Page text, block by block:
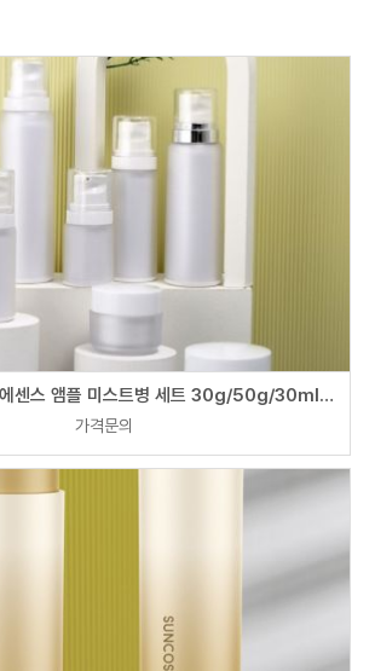
AS/PP 이중 크림 에센스 앰플 미스트병 세트 30g/50g/30ml/40ml/60ml/80ml/100ml/120ml
가격문의